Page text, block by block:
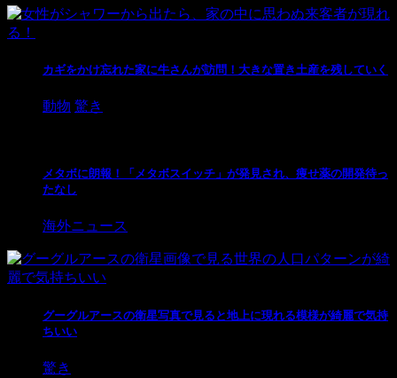
カギをかけ忘れた家に牛さんが訪問！大きな置き土産を残していく
動物 驚き
メタボに朗報！「メタボスイッチ」が発見され、痩せ薬の開発待っ
たなし
海外ニュース
グーグルアースの衛星写真で見ると地上に現れる模様が綺麗で気持
ちいい
驚き